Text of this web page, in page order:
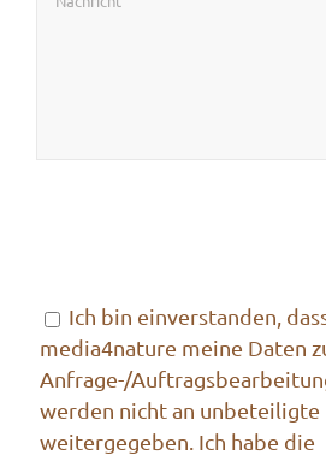
Bitte lasse dieses Feld leer.
Ich bin einverstanden,
media4nature meine Daten
Anfrage-/
werden nicht an
weitergegeben. Ich habe die